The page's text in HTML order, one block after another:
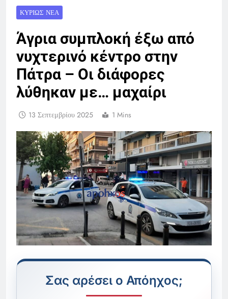
ΚΥΡΊΩΣ ΝΈΑ
Άγρια συμπλοκή έξω από
νυχτερινό κέντρο στην
Πάτρα – Οι διάφορες
λύθηκαν με… μαχαίρι
13 Σεπτεμβρίου 2025 1 Mins
Σας αρέσει ο Απόηχος;